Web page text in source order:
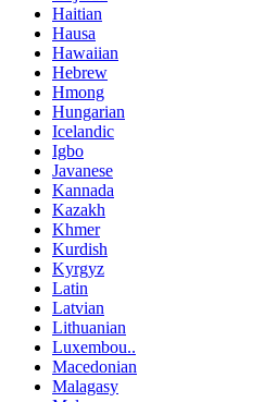
Haitian
Hausa
Hawaiian
Hebrew
Hmong
Hungarian
Icelandic
Igbo
Javanese
Kannada
Kazakh
Khmer
Kurdish
Kyrgyz
Latin
Latvian
Lithuanian
Luxembou..
Macedonian
Malagasy